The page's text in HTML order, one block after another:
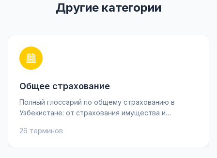
Другие категории
Общее страхование
Полный глоссарий по общему страхованию в
Узбекистане: от страхования имущества и
рисков. Узнайте ключевые термины, такие как
26 терминов